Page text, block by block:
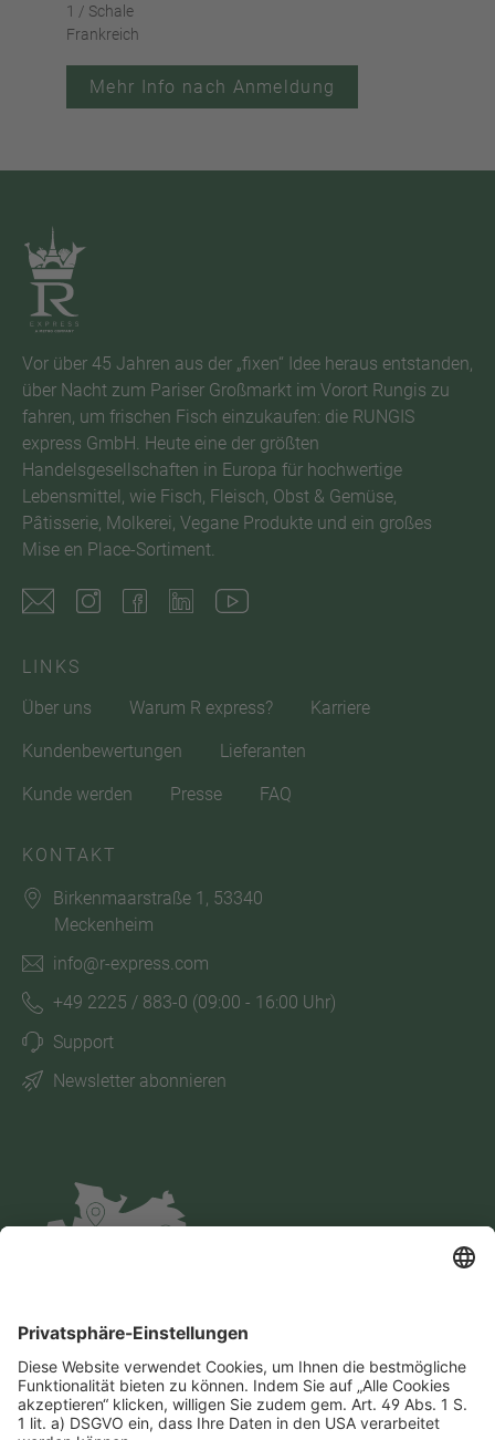
1 / Schale
Frankreich
Mehr Info nach Anmeldung
Vor über 45 Jahren aus der „fixen“ Idee heraus entstanden,
über Nacht zum Pariser Großmarkt im Vorort Rungis zu
fahren, um frischen Fisch einzukaufen: die RUNGIS
express GmbH. Heute eine der größten
Handelsgesellschaften in Europa für hochwertige
Lebensmittel, wie Fisch, Fleisch, Obst & Gemüse,
Pâtisserie, Molkerei, Vegane Produkte und ein großes
Mise en Place-Sortiment.
LINKS
Über uns
Warum R express? Karriere
Kundenbewertungen Lieferanten
Kunde werden Presse FAQ
KONTAKT
Birkenmaarstraße 1, 53340
Meckenheim
info@r-express.com
+49 2225 / 883-0 (09:00 - 16:00 Uhr)
Support
Newsletter abonnieren